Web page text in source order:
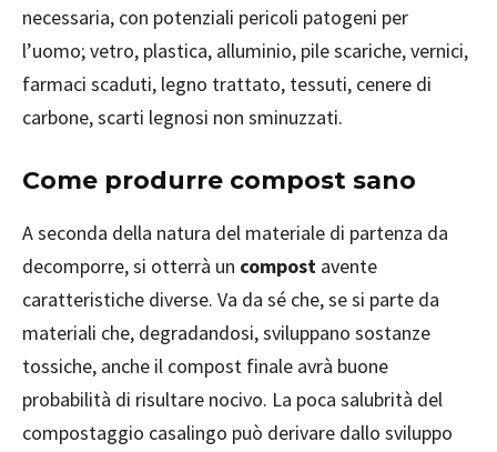
necessaria, con potenziali pericoli patogeni per
l’uomo; vetro, plastica, alluminio, pile scariche, vernici,
farmaci scaduti, legno trattato, tessuti, cenere di
carbone, scarti legnosi non sminuzzati.
Come produrre compost sano
A seconda della natura del materiale di partenza da
decomporre, si otterrà un compost avente
caratteristiche diverse. Va da sé che, se si parte da
materiali che, degradandosi, sviluppano sostanze
tossiche, anche il compost finale avrà buone
probabilità di risultare nocivo. La poca salubrità del
compostaggio casalingo può derivare dallo sviluppo